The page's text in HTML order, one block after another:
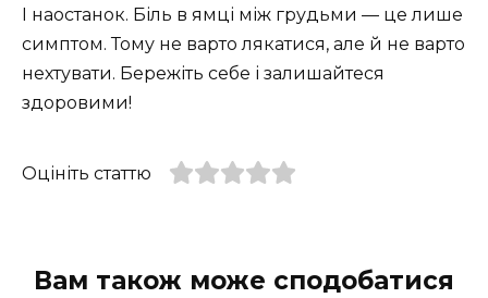
І наостанок. Біль в ямці між грудьми — це лише
симптом. Тому не варто лякатися, але й не варто
нехтувати. Бережіть себе і залишайтеся
здоровими!
Оцініть статтю
Вам також може сподобатися